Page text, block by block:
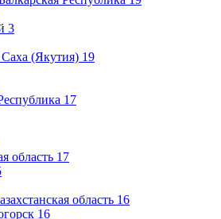
3
(Якутия) 19
17
область 17
область 16
16